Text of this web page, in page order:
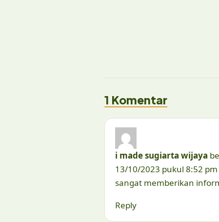
1 Komentar
i made sugiarta wijaya
13/10/2023 pukul 8:52 pm
sangat memberikan
Reply